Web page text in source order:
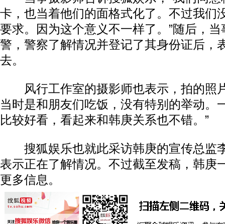
卡，也当着他们的面格式化了。不过我们
要求。因为这个意义不一样了。”随后，
警，警察了解情况并登记了其身份证后，
去。
风行工作室的摄影师也表示，拍的照
当时是和朋友们吃饭，没有特别的举动。
比较好看，看起来和韩庚关系也不错。”
搜狐娱乐也就此采访韩庚的宣传总监
表示正在了解情况。不过截至发稿，韩庚
更多信息。